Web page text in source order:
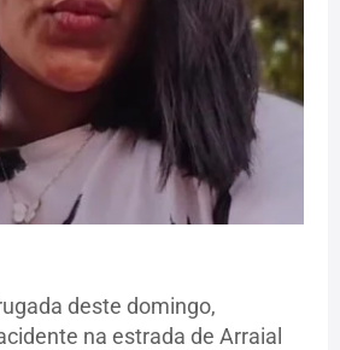
deste domingo,
na estrada de Arraial